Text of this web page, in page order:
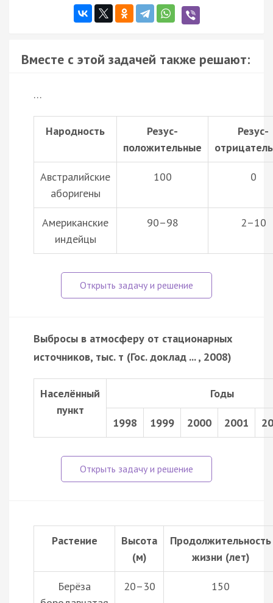
Вместе с этой задачей также решают:
…
Народность
Резус-
положительные
Резус-
Австралийские
аборигены
100 0
Американские
индейцы
90–98 2–10
Выбросы в атмосферу от стационарных
источников, тыс. т (Гос. доклад ... , 2008)
Населённый
пункт
Годы
1998 1999 2000 2001
Растение
Высота
(м)
Продолжительность
жизни (лет)
Берёза
20–30 150